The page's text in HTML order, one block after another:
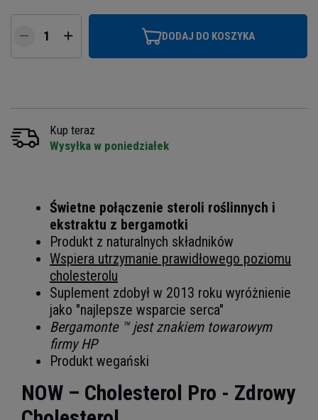
DODAJ DO KOSZYKA
Kup teraz
Wysyłka w poniedziałek
Świetne połączenie steroli roślinnych i
ekstraktu z bergamotki
Produkt z naturalnych składników
Wspiera utrzymanie prawidłowego poziomu
cholesterolu
Suplement zdobył w 2013 roku wyróżnienie
jako "najlepsze wsparcie serca"
Bergamonte ™ jest znakiem towarowym
firmy HP
Produkt wegański
NOW – Cholesterol Pro - Zdrowy